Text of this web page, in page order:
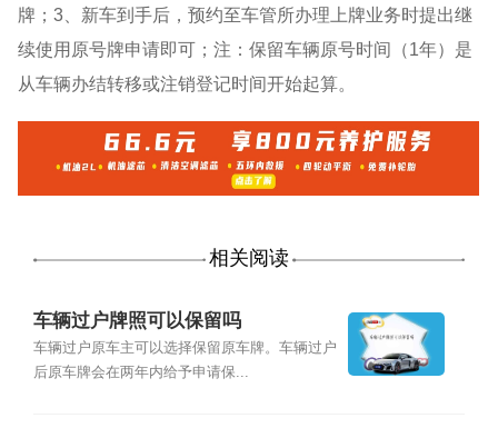
牌；3、新车到手后，预约至车管所办理上牌业务时提出继
续使用原号牌申请即可；注：保留车辆原号时间（1年）是
从车辆办结转移或注销登记时间开始起算。
相关阅读
车辆过户牌照可以保留吗
车辆过户原车主可以选择保留原车牌。车辆过户
后原车牌会在两年内给予申请保...